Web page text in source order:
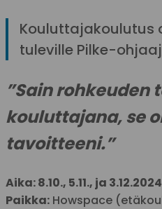
Kouluttajakoulutus
tuleville Pilke-
”Sain rohkeuden
kouluttajana, se
tavoitteeni.”
Aika: 8.10., 5.11., ja
Paikka: Howspace